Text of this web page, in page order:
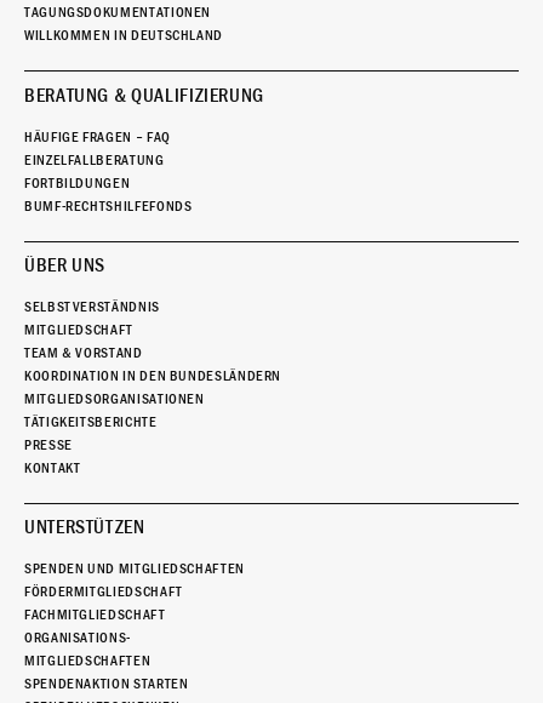
TAGUNGSDOKUMENTATIONEN
WILLKOMMEN IN DEUTSCHLAND
BERATUNG & QUALIFIZIERUNG
HÄUFIGE FRAGEN – FAQ
EINZELFALLBERATUNG
FORTBILDUNGEN
BUMF-RECHTSHILFEFONDS
ÜBER UNS
SELBSTVERSTÄNDNIS
MITGLIEDSCHAFT
TEAM & VORSTAND
KOORDINATION IN DEN BUNDESLÄNDERN
MITGLIEDSORGANISATIONEN
TÄTIGKEITSBERICHTE
PRESSE
KONTAKT
UNTERSTÜTZEN
SPENDEN UND MITGLIEDSCHAFTEN
FÖRDERMITGLIEDSCHAFT
FACHMITGLIEDSCHAFT
ORGANISATIONS-
MITGLIEDSCHAFTEN
SPENDENAKTION STARTEN